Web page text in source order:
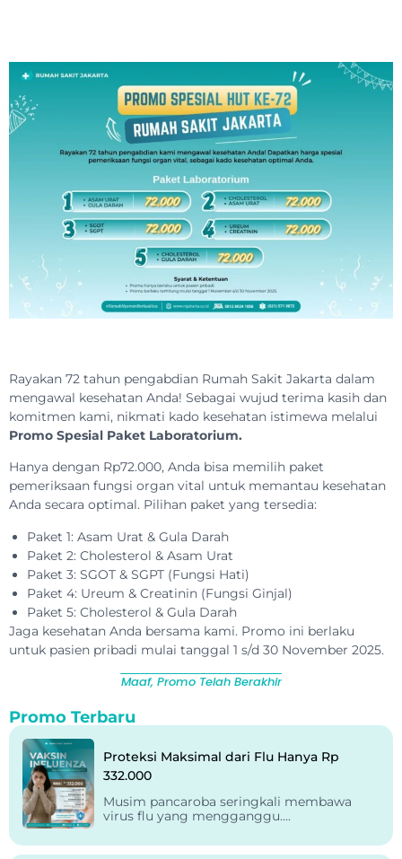
Rayakan 72 tahun pengabdian Rumah Sakit Jakarta dalam
mengawal kesehatan Anda! Sebagai wujud terima kasih dan
komitmen kami, nikmati kado kesehatan istimewa melalui
Promo Spesial Paket Laboratorium.
Hanya dengan Rp72.000, Anda bisa memilih paket
pemeriksaan fungsi organ vital untuk memantau kesehatan
Anda secara optimal. Pilihan paket yang tersedia:
Paket 1: Asam Urat & Gula Darah
Paket 2: Cholesterol & Asam Urat
Paket 3: SGOT & SGPT (Fungsi Hati)
Paket 4: Ureum & Creatinin (Fungsi Ginjal)
Paket 5: Cholesterol & Gula Darah
Jaga kesehatan Anda bersama kami. Promo ini berlaku
untuk pasien pribadi mulai tanggal 1 s/d 30 November 2025.
Maaf, Promo Telah Berakhir
Promo Terbaru
Proteksi Maksimal dari Flu Hanya Rp
332.000
Musim pancaroba seringkali membawa
virus flu yang mengganggu....